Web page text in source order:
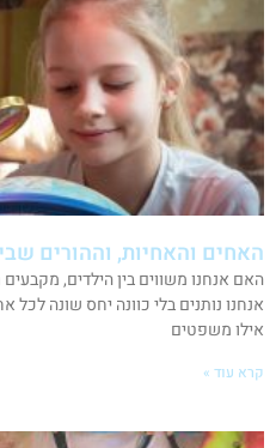
האחים והאחיות, וההורים
האם אנחנו משווים בין הילדים,
אנחנו נותנים בלי כוונה יחס שונה
אילו משפטים
קרא עוד »